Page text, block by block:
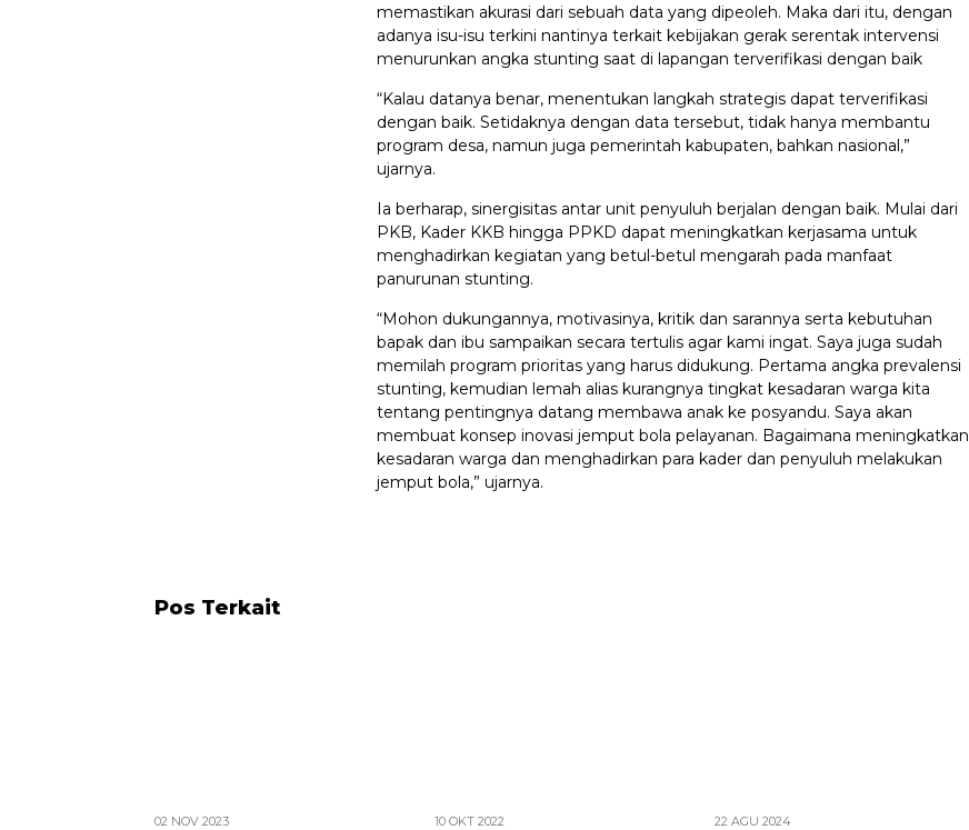
memastikan akurasi dari sebuah data yang dipeoleh. Maka dari itu, dengan
adanya isu-isu terkini nantinya terkait kebijakan gerak serentak intervensi
menurunkan angka stunting saat di lapangan terverifikasi dengan baik
“Kalau datanya benar, menentukan langkah strategis dapat terverifikasi
dengan baik. Setidaknya dengan data tersebut, tidak hanya membantu
program desa, namun juga pemerintah kabupaten, bahkan nasional,”
ujarnya.
Ia berharap, sinergisitas antar unit penyuluh berjalan dengan baik. Mulai dari
PKB, Kader KKB hingga PPKD dapat meningkatkan kerjasama untuk
menghadirkan kegiatan yang betul-betul mengarah pada manfaat
panurunan stunting.
“Mohon dukungannya, motivasinya, kritik dan sarannya serta kebutuhan
bapak dan ibu sampaikan secara tertulis agar kami ingat. Saya juga sudah
memilah program prioritas yang harus didukung. Pertama angka prevalensi
stunting, kemudian lemah alias kurangnya tingkat kesadaran warga kita
tentang pentingnya datang membawa anak ke posyandu. Saya akan
membuat konsep inovasi jemput bola pelayanan. Bagaimana meningkatkan
kesadaran warga dan menghadirkan para kader dan penyuluh melakukan
jemput bola,” ujarnya.
Pos Terkait
02 NOV 2023 10 OKT 2022 22 AGU 2024